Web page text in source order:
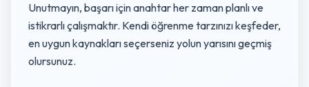
Unutmayın, başarı için anahtar her zaman planlı ve
istikrarlı çalışmaktır. Kendi öğrenme tarzınızı keşfeder,
en uygun kaynakları seçerseniz yolun yarısını geçmiş
olursunuz.